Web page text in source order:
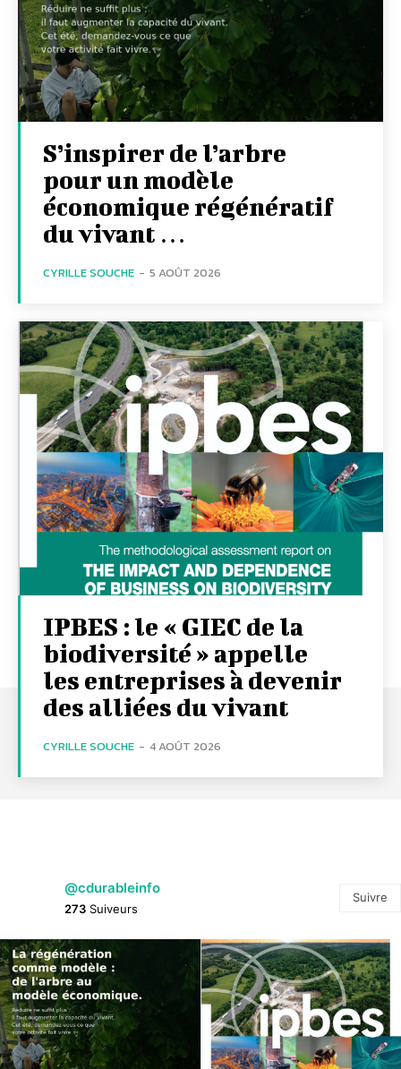
S’inspirer de l’arbre
pour un modèle
économique régénératif
du vivant …
CYRILLE SOUCHE - 5 AOÛT 2026
IPBES : le « GIEC de la
biodiversité » appelle
les entreprises à devenir
des alliées du vivant
CYRILLE SOUCHE - 4 AOÛT 2026
@cdurableinfo
273 Suiveurs
Suivre